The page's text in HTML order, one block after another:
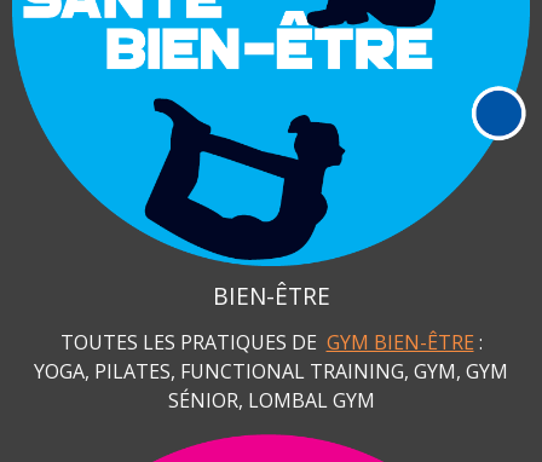
BIEN-ÊTRE
TOUTES LES PRATIQUES DE GYM BIEN-ÊTRE :
YOGA, PILATES, FUNCTIONAL TRAINING, GYM, GYM
SÉNIOR, LOMBAL GYM